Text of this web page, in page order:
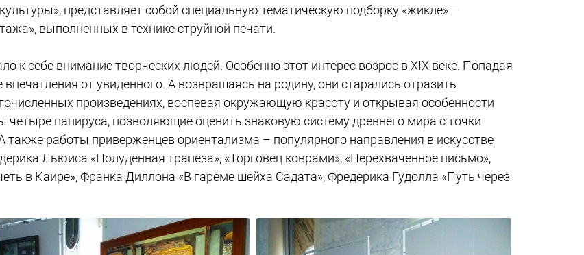
представляет собой специальную тематическую подборку «жикле» –
выполненных в технике струйной печати.
к себе внимание творческих людей. Особенно этот интерес возрос в ХIХ веке. Попадая
от увиденного. А возвращаясь на родину, они старались отразить
произведениях, воспевая окружающую красоту и открывая особенности
четыре папируса, позволяющие оценить знаковую систему древнего мира с точки
также работы приверженцев ориентализма – популярного направления в искусстве
Льюиса «Полуденная трапеза», «Торговец коврами», «Перехваченное письмо»,
в Каире», Франка Диллона «В гареме шейха Садата», Фредерика Гудолла «Путь через